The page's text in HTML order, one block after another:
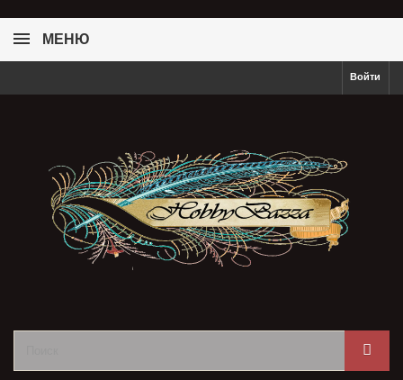
МЕНЮ
Войти